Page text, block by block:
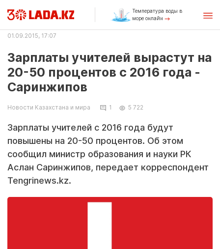
Температура воды в
море онлайн
01.09.2015, 17:07
Зарплаты учителей вырастут на
20-50 процентов с 2016 года -
Саринжипов
Новости Казахстана и мира 1 5 722
Зарплаты учителей с 2016 года будут
повышены на 20-50 процентов. Об этом
сообщил министр образования и науки РК
Аслан Саринжипов, передает корреспондент
Tengrinews.kz.